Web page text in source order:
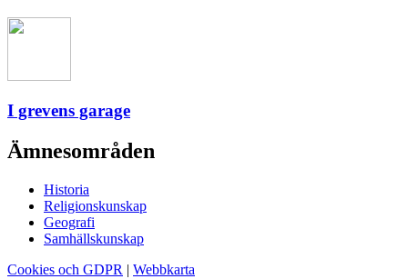
I grevens garage
Ämnesområden
Historia
Religionskunskap
Geografi
Samhällskunskap
Cookies och GDPR | Webbkarta